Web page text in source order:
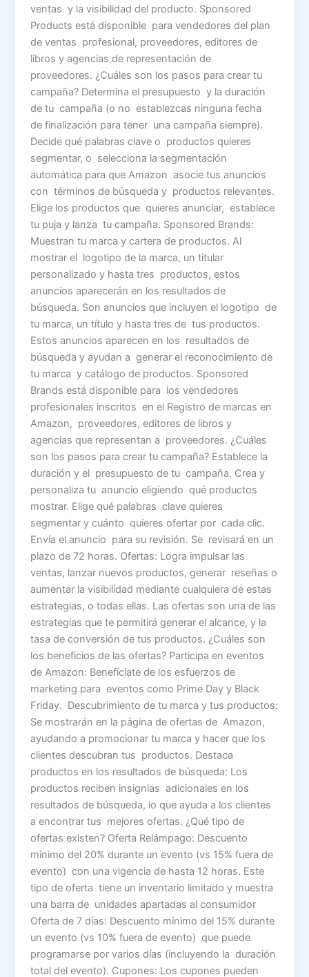
ventas y la visibilidad del producto. Sponsored
Products está disponible para vendedores del plan
de ventas profesional, proveedores, editores de
libros y agencias de representación de
proveedores. ¿Cuáles son los pasos para crear tu
campaña? Determina el presupuesto y la duración
de tu campaña (o no establezcas ninguna fecha
de finalización para tener una campaña siempre).
Decide qué palabras clave o productos quieres
segmentar, o selecciona la segmentación
automática para que Amazon asocie tus anuncios
con términos de búsqueda y productos relevantes.
Elige los productos que quieres anunciar, establece
tu puja y lanza tu campaña. Sponsored Brands:
Muestran tu marca y cartera de productos. Al
mostrar el logotipo de la marca, un titular
personalizado y hasta tres productos, estos
anuncios aparecerán en los resultados de
búsqueda. Son anuncios que incluyen el logotipo de
tu marca, un título y hasta tres de tus productos.
Estos anuncios aparecen en los resultados de
búsqueda y ayudan a generar el reconocimiento de
tu marca y catálogo de productos. Sponsored
Brands está disponible para los vendedores
profesionales inscritos en el Registro de marcas en
Amazon, proveedores, editores de libros y
agencias que representan a proveedores. ¿Cuáles
son los pasos para crear tu campaña? Establece la
duración y el presupuesto de tu campaña. Crea y
personaliza tu anuncio eligiendo qué productos
mostrar. Elige qué palabras clave quieres
segmentar y cuánto quieres ofertar por cada clic.
Envía el anuncio para su revisión. Se revisará en un
plazo de 72 horas. Ofertas: Logra impulsar las
ventas, lanzar nuevos productos, generar reseñas o
aumentar la visibilidad mediante cualquiera de estas
estrategias, o todas ellas. Las ofertas son una de las
estrategias que te permitirá generar el alcance, y la
tasa de conversión de tus productos. ¿Cuáles son
los beneficios de las ofertas? Participa en eventos
de Amazon: Benefíciate de los esfuerzos de
marketing para eventos como Prime Day y Black
Friday. Descubrimiento de tu marca y tus productos:
Se mostrarán en la página de ofertas de Amazon,
ayudando a promocionar tu marca y hacer que los
clientes descubran tus productos. Destaca
productos en los resultados de búsqueda: Los
productos reciben insignias adicionales en los
resultados de búsqueda, lo que ayuda a los clientes
a encontrar tus mejores ofertas. ¿Qué tipo de
ofertas existen? Oferta Relámpago: Descuento
mínimo del 20% durante un evento (vs 15% fuera de
evento) con una vigencia de hasta 12 horas. Este
tipo de oferta tiene un inventario limitado y muestra
una barra de unidades apartadas al consumidor
Oferta de 7 días: Descuento mínimo del 15% durante
un evento (vs 10% fuera de evento) que puede
programarse por varios días (incluyendo la duración
total del evento). Cupones: Los cupones pueden